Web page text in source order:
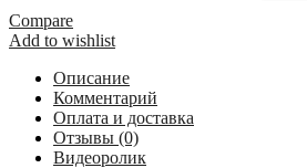
обслуживания
транспорта,
18
м
KRAUSE
970084
Compare
Add to wishlist
Описание
Комментарий
Оплата и доставка
Отзывы (0)
Видеоролик